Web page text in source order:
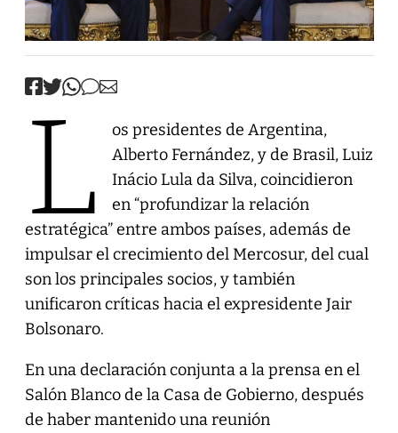
L
os presidentes de Argentina,
Alberto Fernández, y de Brasil, Luiz
Inácio Lula da Silva, coincidieron
en “profundizar la relación
estratégica” entre ambos países, además de
impulsar el crecimiento del Mercosur, del cual
son los principales socios, y también
unificaron críticas hacia el expresidente Jair
Bolsonaro.
En una declaración conjunta a la prensa en el
Salón Blanco de la Casa de Gobierno, después
de haber mantenido una reunión